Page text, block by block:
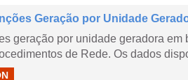
Geração por Unidade
geração por unidade geradora em
de Rede. Os dados